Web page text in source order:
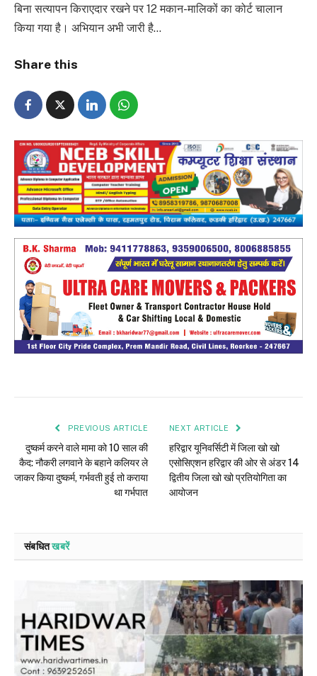
बिना सत्यापन किराएदार रखने पर 12 मकान-मालिकों का कोर्ट चालान
किया गया है। अभियान अभी जारी है…
Share this
PREVIOUS ARTICLE
दुष्कर्म करने वाले मामा को 10 साल की
कैद: नौकरी लगवाने के बहाने कलियर ले
जाकर किया दुष्कर्म, गर्भवती हुई तो कराया
था गर्भपात
NEXT ARTICLE
हरिद्वार यूनिवर्सिटी में जिला खो खो
एसोसिएशन हरिद्वार की ओर से अंडर 14
द्वितीय जिला खो खो प्रतियोगिता का
आयोजन
संबधितखबरें